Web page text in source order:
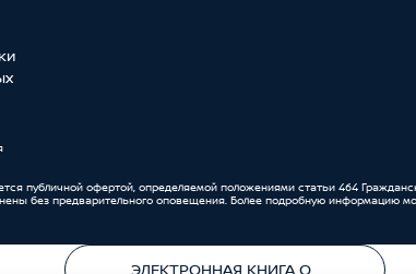
публичной офертой, определяемой положениями статьи 464
без предварительного оповещения. Более подробную информацию
ЭЛЕКТРОННАЯ КНИГА ОТЗЫВОВ